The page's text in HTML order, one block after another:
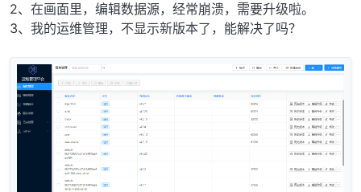
2、在画面里，编辑数据源，经常崩溃，需要升级啦。
3、我的运维管理，不显示新版本了，能解决了吗？